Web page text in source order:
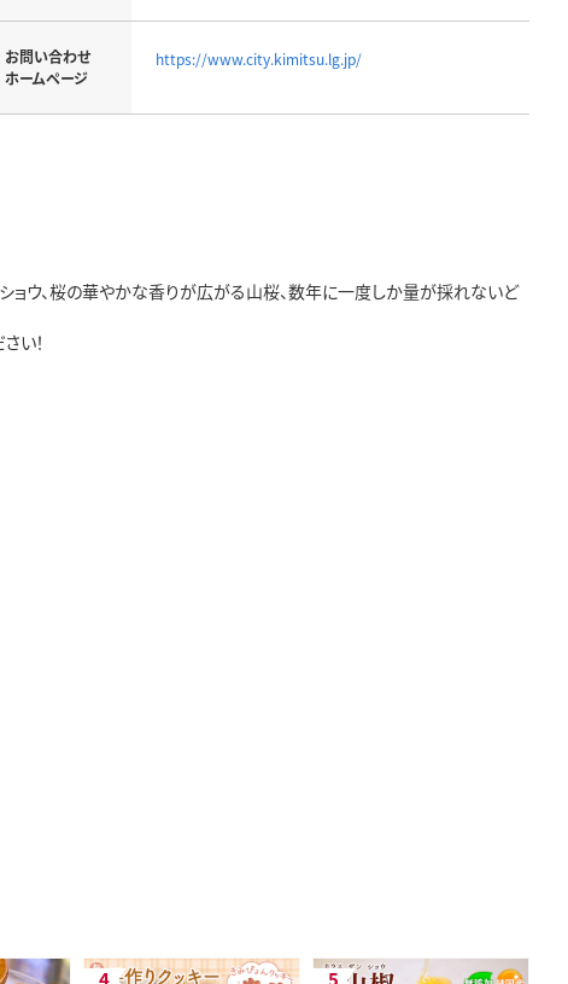
お問い合わせ
ホームページ
https://www.city.kimitsu.lg.jp/
ョウ、桜の華やかな香りが広がる山桜、数年に一度しか量が採れないど
い！